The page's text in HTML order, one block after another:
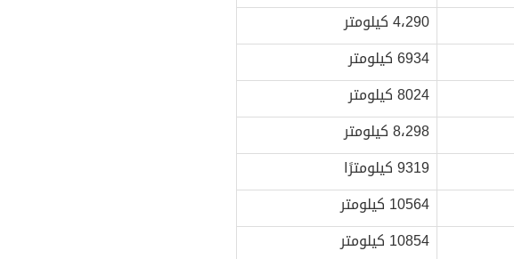
4،290 كيلومتر
6934 كيلومتر
8024 كيلومتر
8،298 كيلومتر
9319 كيلومترًا
10564 كيلومتر
10854 كيلومتر